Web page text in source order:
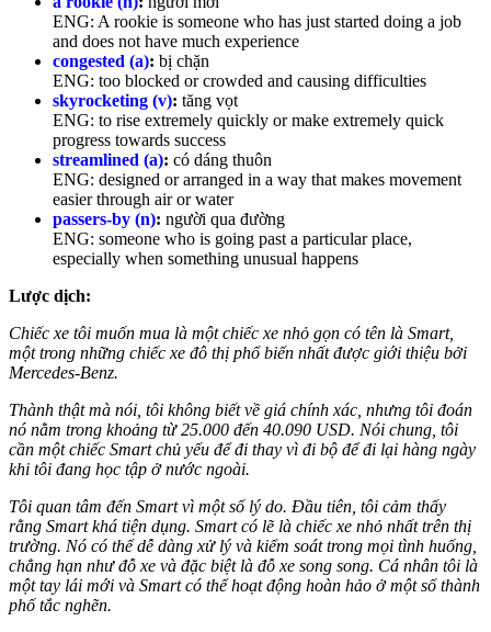
ENG: A rookie is someone who has just started doing a job
and does not have much experience
congested (a): bị chặn
ENG: too blocked or crowded and causing difficulties
skyrocketing (v): tăng vọt
ENG: to rise extremely quickly or make extremely quick
progress towards success
streamlined (a): có dáng thuôn
ENG: designed or arranged in a way that makes movement
easier through air or water
passers-by (n): người qua đường
ENG: someone who is going past a particular place,
especially when something unusual happens
Lược dịch:
Chiếc xe tôi muốn mua là một chiếc xe nhỏ gọn có tên là Smart,
một trong những chiếc xe đô thị phổ biến nhất được giới thiệu bởi
Mercedes-Benz.
Thành thật mà nói, tôi không biết về giá chính xác, nhưng tôi đoán
nó nằm trong khoảng từ 25.000 đến 40.090 USD. Nói chung, tôi
cần một chiếc Smart chủ yếu để đi thay vì đi bộ để đi lại hàng ngày
khi tôi đang học tập ở nước ngoài.
Tôi quan tâm đến Smart vì một số lý do. Đầu tiên, tôi cảm thấy
rằng Smart khá tiện dụng. Smart có lẽ là chiếc xe nhỏ nhất trên thị
trường. Nó có thể dễ dàng xử lý và kiểm soát trong mọi tình huống,
chẳng hạn như đỗ xe và đặc biệt là đỗ xe song song. Cá nhân tôi là
một tay lái mới và Smart có thể hoạt động hoàn hảo ở một số thành
phố tắc nghẽn.